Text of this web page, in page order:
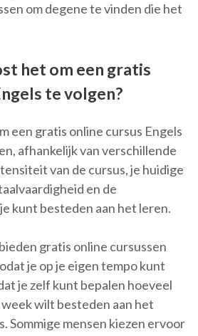
om degene te vinden die het
het om een gratis
te volgen?
een gratis online cursus Engels
afhankelijk van verschillende
van de cursus, je huidige
en de
kunt besteden aan het leren.
gratis online cursussen
je op je eigen tempo kunt
je zelf kunt bepalen hoeveel
wilt besteden aan het
Sommige mensen kiezen ervoor